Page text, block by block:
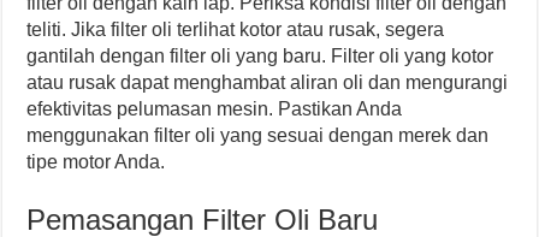
teliti. Jika filter oli terlihat kotor atau rusak, segera
gantilah dengan filter oli yang baru. Filter oli yang kotor
atau rusak dapat menghambat aliran oli dan mengurangi
efektivitas pelumasan mesin. Pastikan Anda
menggunakan filter oli yang sesuai dengan merek dan
tipe motor Anda.
Pemasangan Filter Oli Baru